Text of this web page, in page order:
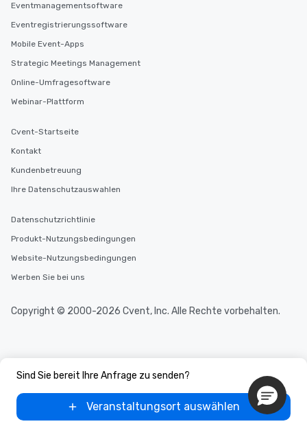
Sind Sie bereit Ihre Anfrage zu senden?
Veranstaltungsort auswählen
Eventmanagementsoftware
Eventregistrierungssoftware
Mobile Event-Apps
Strategic Meetings Management
Online-Umfragesoftware
Webinar-Plattform
Cvent-Startseite
Kontakt
Kundenbetreuung
Ihre Datenschutzauswahlen
Datenschutzrichtlinie
Produkt-Nutzungsbedingungen
Website-Nutzungsbedingungen
Werben Sie bei uns
Copyright © 2000-2026 Cvent, Inc. Alle Rechte vorbehalten.